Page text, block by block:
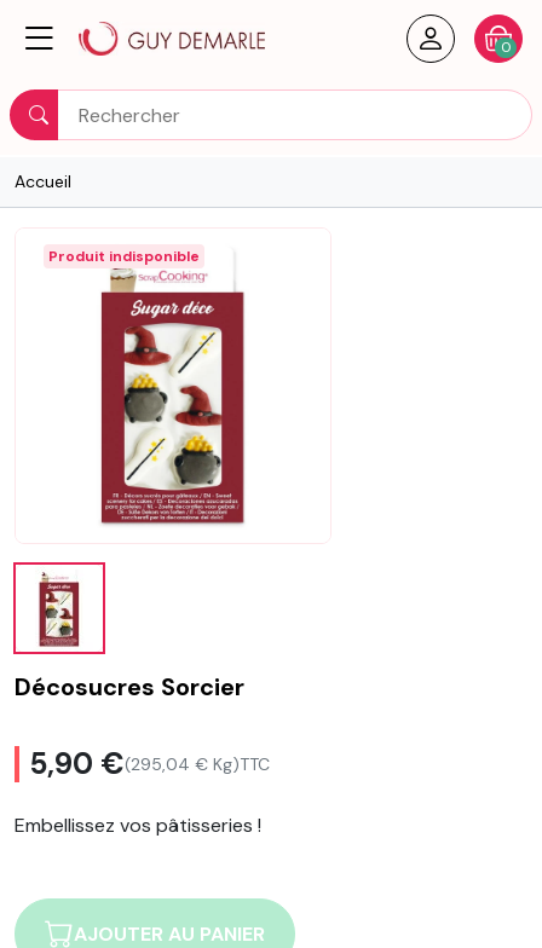
Rechercher
Créer
0
Accueil
Produit indisponible
Décosucres Sorcier
5,90 €(295,04 € Kg)TTC
Embellissez vos pâtisseries !
AJOUTER AU PANIER